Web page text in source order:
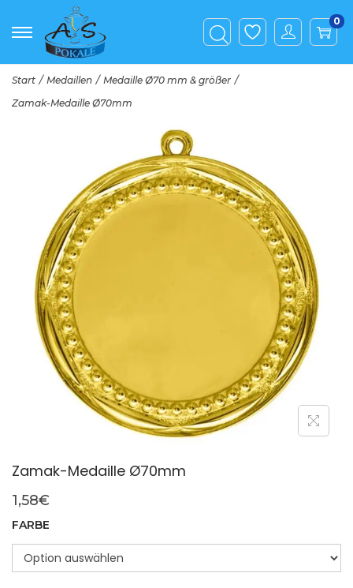
0
Start / Medaillen / Medaille Ø70 mm & größer /
Zamak-Medaille Ø70mm
Zamak-Medaille Ø70mm
1,58€
FARBE